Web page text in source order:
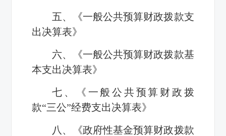
五、《一般公共预算财政拨款支
出决算表》
六、《一般公共预算财政拨款基
本支出决算表》
七、《一般公共预算财政拨
款“三公”经费支出决算表》
八、《政府性基金预算财政拨款